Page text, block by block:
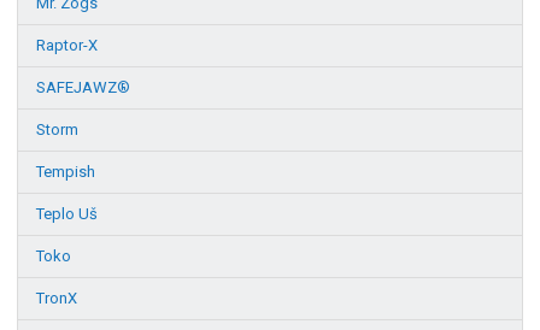
Raptor-X
SAFEJAWZ®
Storm
Tempish
Teplo Uš
Toko
TronX